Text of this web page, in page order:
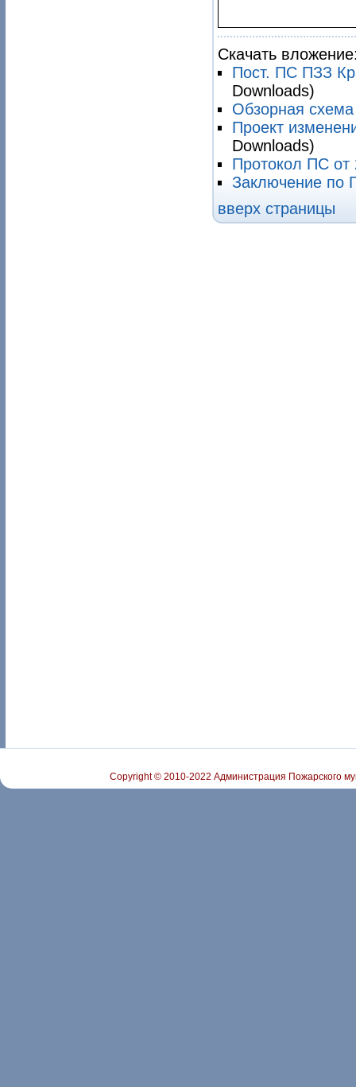
Скачать
Пост. ПС ПЗЗ
Downloads)
Обзорная
Проект
Downloads)
Протокол ПС
Заключение по
вверх страницы
Copyright © 2010-2022 Администрация Пожарского